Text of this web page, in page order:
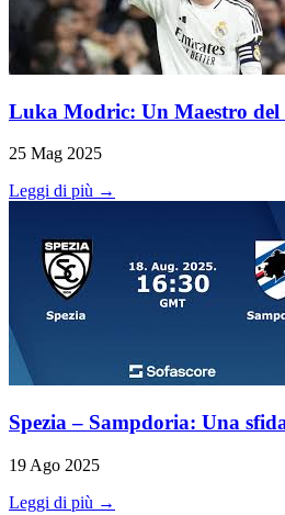
Luka Modric: Un Maestro del
25 Mag 2025
Leggi di più →
Spezia – Sampdoria: Una
19 Ago 2025
Leggi di più →